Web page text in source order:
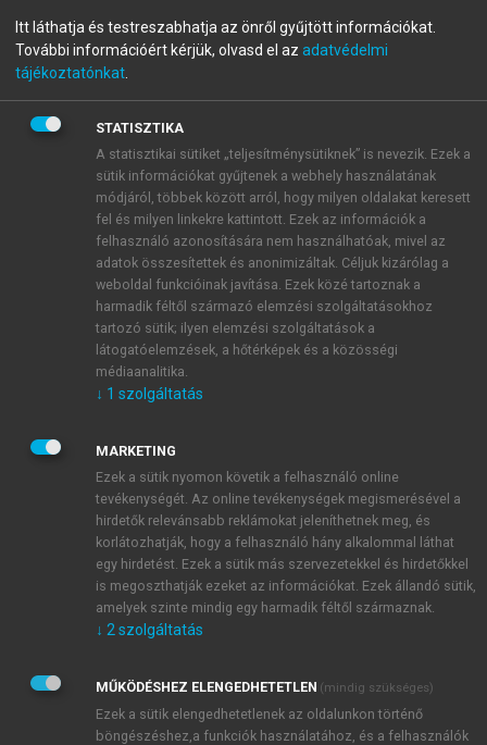
fiókoddal,vagy hozz létre új fiókot.
A regisztráció után apróbaidőszakautomatikusan
BELÉPÉS SAJÁT FIÓKKAL
ÚJ FIÓK LÉTREHOZÁSA
1 óra díjmentes hozzáférés
E-MAIL-CÍM
JELSZÓ
JELSZÓ ÚJRA
Kérek értesítést a MeRSZ újdonságairól, akcióiról.
Kérek értesítést az Akadémiai Kiadó Zrt. újdonságairól,
Adatkezelési tájékoztatóbanfoglaltakat tudomásul
veszem és elfogadom.
Általános vásárlási feltételeket, valamint a szotar.netés a
Itt láthatja és testreszabhatja az önről gyűjtött információkat.
További információért kérjük, olvasd el az adatvédelmi
tájékoztatónkat
STATISZTIKA
A statisztikai sütiket „teljesítménysütiknek” is nevezik. Ezek a
sütik információkat gyűjtenek a webhely használatának
módjáról, többek között arról, hogy milyen oldalakat keresett
fel és milyen linkekre kattintott. Ezek az információk a
felhasználó azonosítására nem használhatóak, mivel az
adatok összesítettek és anonimizáltak. Céljuk kizárólag a
weboldal funkcióinak javítása. Ezek közé tartoznak a
harmadik féltől származó elemzési szolgáltatásokhoz
tartozó sütik; ilyen elemzési szolgáltatások a
látogatóelemzések, a hőtérképek és a közösségi
médiaanalitika.
↓ 1 szolgáltatás
MARKETING
Ezek a sütik nyomon követik a felhasználó online
tevékenységét. Az online tevékenységek megismerésével a
hirdetők relevánsabb reklámokat jeleníthetnek meg, és
korlátozhatják, hogy a felhasználó hány alkalommal láthat
egy hirdetést. Ezek a sütik más szervezetekkel és hirdetőkkel
is megoszthatják ezeket az információkat. Ezek állandó sütik,
amelyek szinte mindig egy harmadik féltől származnak.
↓ 2 szolgáltatás
MŰKÖDÉSHEZ ELENGEDHETETLEN (mindig szükséges)
Ezek a sütik elengedhetetlenek az oldalunkon történő
böngészéshez,a funkciók használatához, és a felhasználók